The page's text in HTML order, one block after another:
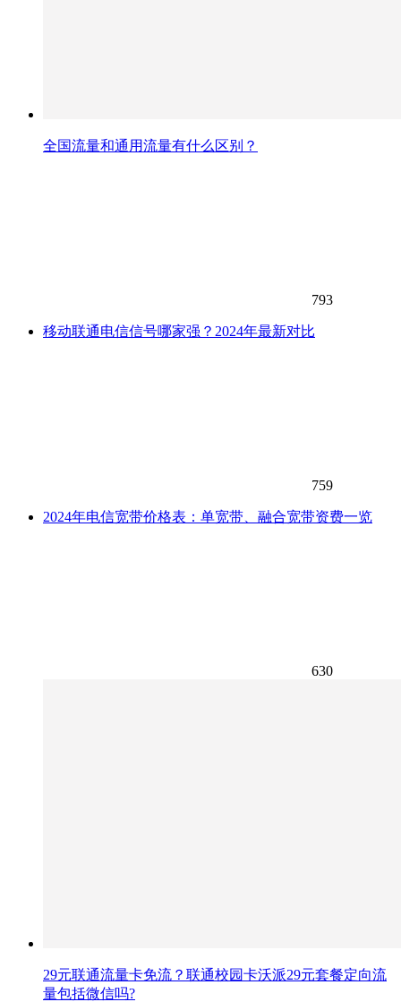
全国流量和通用流量有什么区别？
793
移动联通电信信号哪家强？2024年最新对比
759
2024年电信宽带价格表：单宽带、融合宽带资费一览
630
29元联通流量卡免流？联通校园卡沃派29元套餐定向流
量包括微信吗?